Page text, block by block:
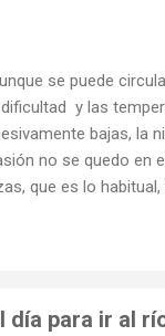
y en diciembre
el deterioro de
y aquí, como casi
nadie se da por
una noticia que
y la
de esa
se puede
y las
bajas, la
no se quedo en
que es lo habitual,
Caldelas hoy.-
día para ir al